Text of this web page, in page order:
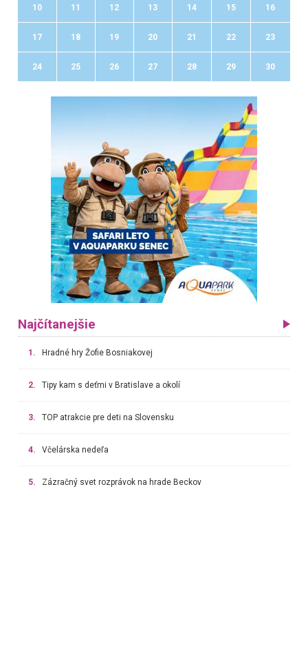
10 11 12 13 14 15 16
17 18 19 20 21 22 23
24 25 26 27 28 29 30
Najčítanejšie
1. Hradné hry Žofie Bosniakovej
2. Tipy kam s deťmi v Bratislave a okolí
3. TOP atrakcie pre deti na Slovensku
4. Včelárska nedeľa
5. Zázračný svet rozprávok na hrade Beckov